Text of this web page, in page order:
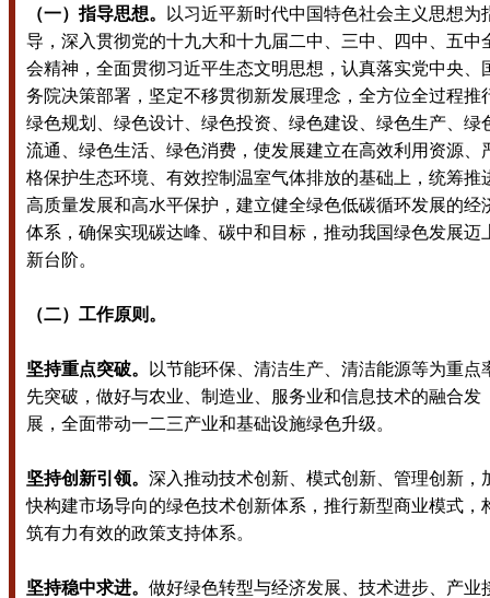
（一）指导思想。
以习近平新时代中国特色社会主义思想为
导，深入贯彻党的十九大和十九届二中、三中、四中、五中
会精神，全面贯彻习近平生态文明思想，认真落实党中央、
务院决策部署，坚定不移贯彻新发展理念，全方位全过程推
绿色规划、绿色设计、绿色投资、绿色建设、绿色生产、绿
流通、绿色生活、绿色消费，使发展建立在高效利用资源、
格保护生态环境、有效控制温室气体排放的基础上，统筹推
高质量发展和高水平保护，建立健全绿色低碳循环发展的经
体系，确保实现碳达峰、碳中和目标，推动我国绿色发展迈
新台阶。
（二）工作原则。
坚持重点突破。
以节能环保、清洁生产、清洁能源等为重点
先突破，做好与农业、制造业、服务业和信息技术的融合发
展，全面带动一二三产业和基础设施绿色升级。
坚持创新引领。 深入推动技术创新、模式创新、管理创新，
快构建市场导向的绿色技术创新体系，推行新型商业模式，
筑有力有效的政策支持体系。
坚持稳中求进。 做好绿色转型与经济发展、技术进步、产业